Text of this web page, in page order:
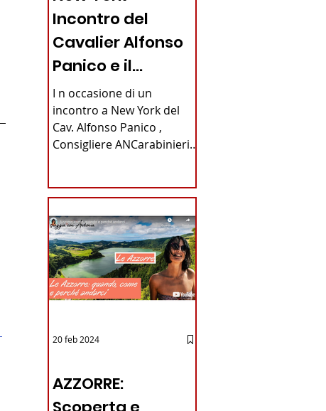
Incontro del
Cavalier Alfonso
Panico e il
Generale dei
Carabinieri
Fabrizio Parrulli
I n occasione di un
incontro a New York del
Cav. Alfonso Panico ,
Consigliere ANCarabinieri
AZZORRE:
20 feb 2024